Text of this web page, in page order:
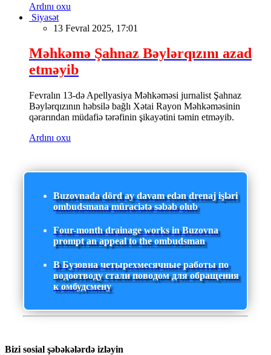
Ardını oxu
Siyasət
13 Fevral 2025, 17:01
Məhkəmə Şahnaz Bəylərqızını azad
etməyib
Fevralın 13-də Apellyasiya Məhkəməsi jurnalist Şahnaz
Bəylərqızının həbsilə bağlı Xətai Rayon Məhkəməsinin
qərarından müdafiə tərəfinin şikayətini təmin etməyib.
Ardını oxu
Buzovnada dörd ay davam edən drenaj işləri
ombudsmana müraciətə səbəb olub
Four-month drainage works in Buzovna
prompt an appeal to the ombudsman
В Бузовна четырехмесячные работы по
водоотводу стали поводом для обращения
к омбудсмену
Bizi sosial şəbəkələrdə izləyin